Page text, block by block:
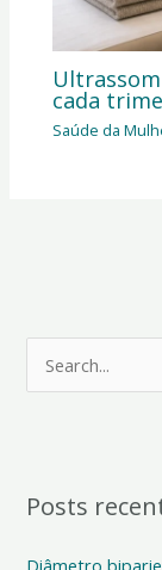
cada
Saúde da
u
Posts
Diâmetro